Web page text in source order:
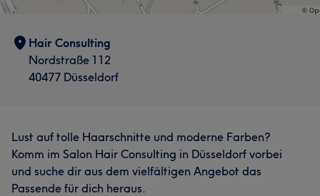
Hair Consulting
Nordstraße 112
40477 Düsseldorf
Lust auf tolle Haarschnitte und moderne Farben?
Komm im Salon Hair Consulting in Düsseldorf vorbei
und suche dir aus dem vielfältigen Angebot das
Passende für dich heraus.